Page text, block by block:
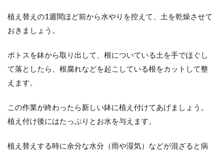
植え替えの1週間ほど前から水やりを控えて、土を乾燥させて
おきましょう。
ポトスを鉢から取り出して、根についている土を手でほぐし
て落としたら、根腐れなどを起こしている根をカットして整
えます。
この作業が終わったら新しい鉢に植え付けてあげましょう。
植え付け後にはたっぷりとお水を与えます。
植え替えする時に余分な水分（雨や湿気）などが混ざると病